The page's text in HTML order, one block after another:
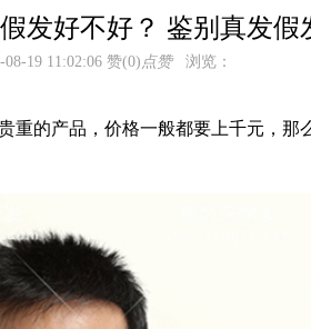
发好不好？ 鉴别真发假
19 11:02:06 赞(0) 点赞 浏览：
重的产品，价格一般都要上千元，